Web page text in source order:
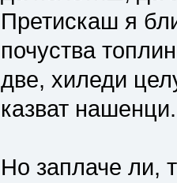
Претискаш я
почуства
две, хиледи
казват
Но заплаче ли,